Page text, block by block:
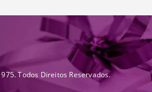
Todos Direitos Reservados.